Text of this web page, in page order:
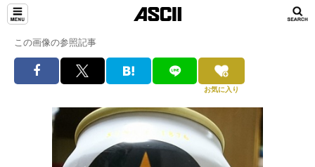
この画像の参照記事
お気に入り